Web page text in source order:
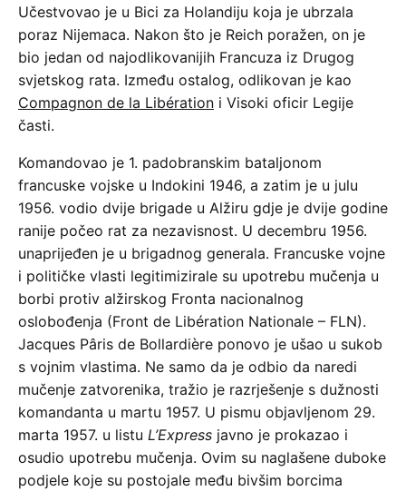
Učestvovao je u Bici za Holandiju koja je ubrzala
poraz Nijemaca. Nakon što je Reich poražen, on je
bio jedan od najodlikovanijih Francuza iz Drugog
svjetskog rata. Između ostalog, odlikovan je kao
Compagnon de la Libération i Visoki oficir Legije
časti.
Komandovao je 1. padobranskim bataljonom
francuske vojske u Indokini 1946, a zatim je u julu
1956. vodio dvije brigade u Alžiru gdje je dvije godine
ranije počeo rat za nezavisnost. U decembru 1956.
unaprijeđen je u brigadnog generala. Francuske vojne
i političke vlasti legitimizirale su upotrebu mučenja u
borbi protiv alžirskog Fronta nacionalnog
oslobođenja (Front de Libération Nationale – FLN).
Jacques Pâris de Bollardière ponovo je ušao u sukob
s vojnim vlastima. Ne samo da je odbio da naredi
mučenje zatvorenika, tražio je razrješenje s dužnosti
komandanta u martu 1957. U pismu objavljenom 29.
marta 1957. u listu L’Express javno je prokazao i
osudio upotrebu mučenja. Ovim su naglašene duboke
podjele koje su postojale među bivšim borcima